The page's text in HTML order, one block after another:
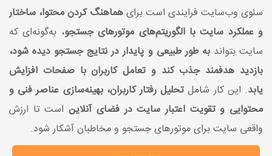
سئوی وب‌سایت فرایندی است برایهماهنگ کردن محتوا، ساختار
و عملکرد سایت با الگوریتم‌های موتورهای جستجو، به‌گونه‌ای که
سایت بتواندبه طور طبیعی و پایدار در نتایج جستجو دیده شود،
بازدید هدفمند جذب کند و تعامل کاربران با صفحات افزایش
یابد. این کار شامل تحلیل رفتار کاربران، بهینه‌سازی عناصر فنی و
محتوایی و تقویت اعتبار سایت در فضای آنلایناست تا ارزش
واقعی سایت برای موتورهای جستجو و مخاطبان آشکار شود.